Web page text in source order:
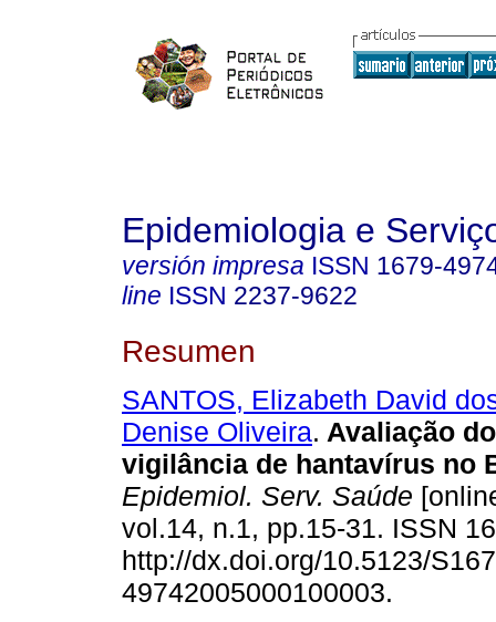
Epidemiologia e
versión impresa ISSN 1679-
line ISSN 2237-9622
Resumen
SANTOS, Elizabeth David
Denise Oliveira. Avaliação
vigilância de hantavírus no
Epidemiol. Serv. Saúde
vol.14, n.1, pp.15-31. ISSN
http://dx.doi.org/10.5123/
49742005000100003.